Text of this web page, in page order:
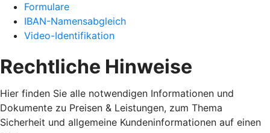
Formulare
IBAN-Namensabgleich
Video-Identifikation
Rechtliche Hinweise
Hier finden Sie alle notwendigen Informationen und
Dokumente zu Preisen & Leistungen, zum Thema
Sicherheit und allgemeine Kundeninformationen auf einen